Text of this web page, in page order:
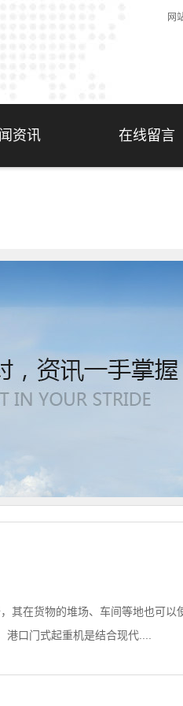
网
资讯 在线留言
在货物的堆场、车间等地也可以
口门式起重机是结合现代....